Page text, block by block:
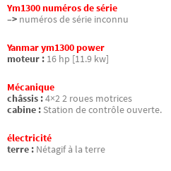
Ym1300 numéros de série
–> numéros de série inconnu
Yanmar ym1300 power
moteur : 16 hp [11.9 kw]
Mécanique
châssis :4×2 2 roues motrices
cabine : Station de contrôle ouverte.
électricité
terre : Nétagif à la terre